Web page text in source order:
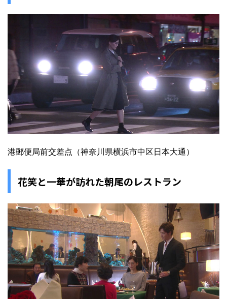
港郵便局前交差点（神奈川県横浜市中区日本大通）
花笑と一華が訪れた朝尾のレストラン